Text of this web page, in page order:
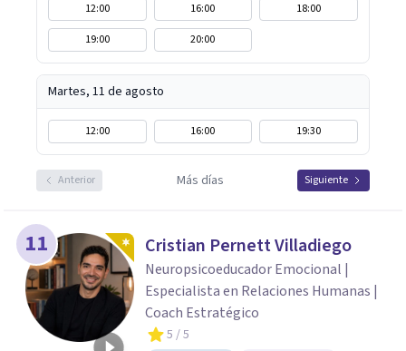
12:00 16:00
18:00
19:00
20:00
Martes, 11 de agosto
12:00 16:00 19:30
Anterior Más días Siguiente
11 Cristian Pernett Villadiego
Neuropsicoeducador Emocional |
Especialista en Relaciones Humanas |
Coach Estratégico
5 / 5